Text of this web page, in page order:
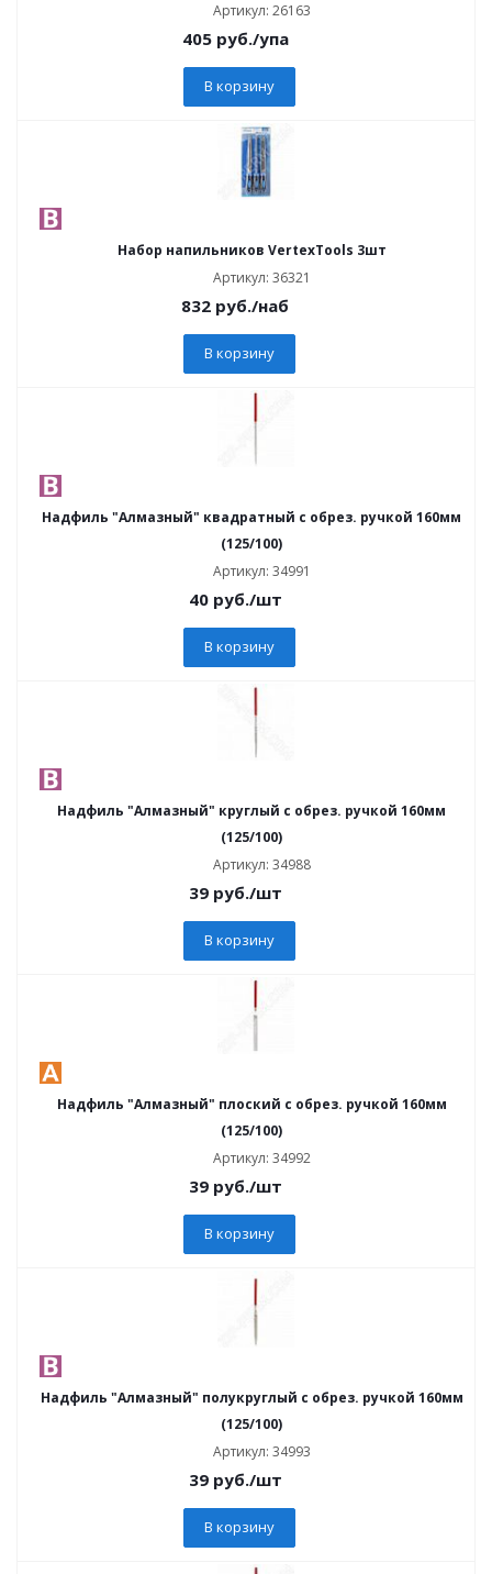
Артикул: 26163
405руб./упа
В корзину
Набор напильников VertexTools 3шт
Артикул: 36321
832 руб./наб
В корзину
Надфиль "Алмазный" квадратный с обрез. ручкой 160мм
(125/100)
Артикул: 34991
40руб./шт
В корзину
Надфиль "Алмазный" круглый с обрез. ручкой 160мм
(125/100)
Артикул: 34988
39руб./шт
В корзину
Надфиль "Алмазный" плоский с обрез. ручкой 160мм
(125/100)
Артикул: 34992
39руб./шт
В корзину
Надфиль "Алмазный" полукруглый с обрез. ручкой 160мм
(125/100)
Артикул: 34993
39руб./шт
В корзину